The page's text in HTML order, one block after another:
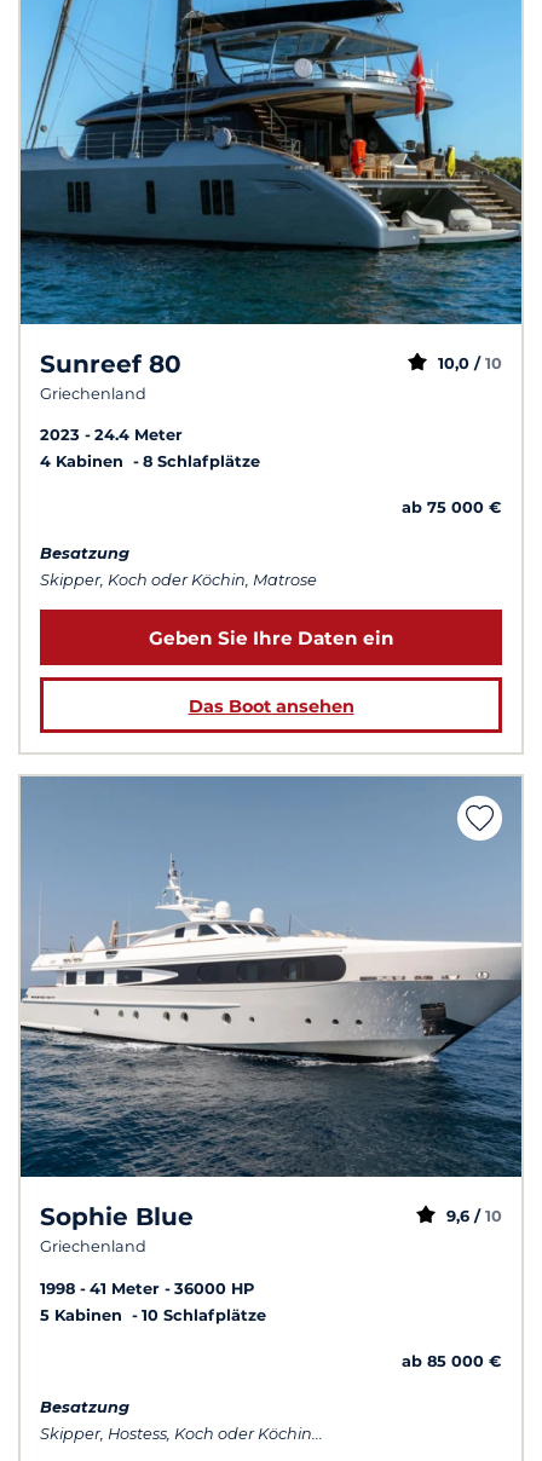
Sunreef 80
Griechenland
10,0 / 10
2023
24.4 Meter
4 Kabinen
8 Schlafplätze
ab 75 000 €
Besatzung
Skipper, Koch oder Köchin, Matrose
Geben Sie Ihre Daten ein
Das Boot ansehen
Sophie Blue
Griechenland
9,6 / 10
1998 41 Meter
36000 HP
5 Kabinen
10 Schlafplätze
ab 85 000 €
Besatzung
Skipper, Hostess, Koch oder Köchin...